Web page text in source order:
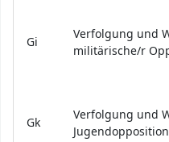
Gi
Verfolgung und
militärische/r
Gk
Verfolgung und